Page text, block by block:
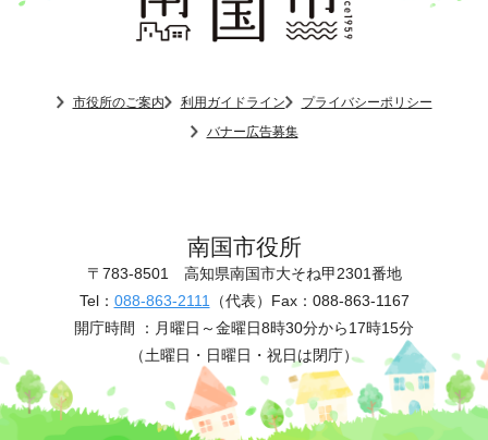
市役所のご案内 利用ガイドライン
プライバシーポリシー
バナー広告募集
南国市役所
〒783-8501 高知県南国市大そね甲2301番地
Tel： 088-863-2111 （代表） Fax：088-863-1167
開庁時間 ： 月曜日～金曜日8時30分から17時15分
（土曜日・日曜日・祝日は閉庁）